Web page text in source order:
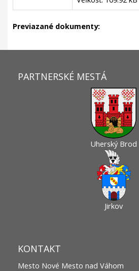
Previazané dokumenty:
PARTNERSKÉ MESTÁ
Uherský Brod
Jirkov
KONTAKT
Mesto Nové Mesto nad Váhom